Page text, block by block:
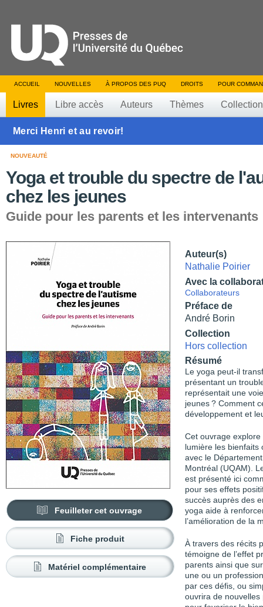
ACCUEIL NOUVELLES À PROPOS DES PUQ DROITS POUR
Livres Libre accès Auteurs Thèmes
Merci Henri et au revoir!
NOUVEAUTÉ
Yoga et trouble du spectre de
chez les jeunes
Guide pour les parents et les intervenants
Feuilleter cet ouvrage
Fiche produit
Matériel complémentaire
Auteur(s)
Nathalie Poirier
Avec la
Collaborateurs
Préface de
André Borin
Collection
Hors collection
Résumé
Le yoga peut-il
présentant un
représentait une
jeunes ? Comment
développement et
Cet ouvrage explore
lumière les
avec le
Montréal (UQAM).
est présenté ici
pour ses effets
succès auprès des
yoga aide à
l’amélioration de la
À travers des récits
témoigne de l’effet
parents ainsi que
une ou un
par ces défis, ou
ouvrira de nouvelles